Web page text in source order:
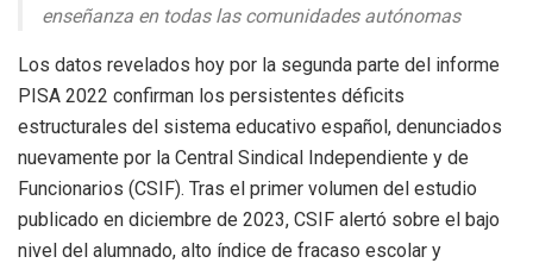
enseñanza en todas las comunidades autónomas
Los datos revelados hoy por la segunda parte del informe
PISA 2022 confirman los persistentes déficits
estructurales del sistema educativo español, denunciados
nuevamente por la Central Sindical Independiente y de
Funcionarios (CSIF). Tras el primer volumen del estudio
publicado en diciembre de 2023, CSIF alertó sobre el bajo
nivel del alumnado, alto índice de fracaso escolar y